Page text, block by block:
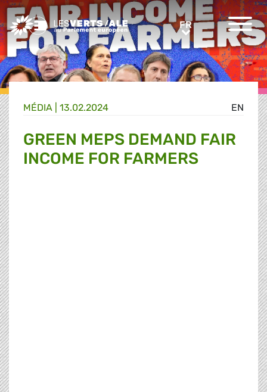
Greens/EFA Home FRFR
EN
MÉDIA 13.02.2024
GREEN MEPS DEMAND FAIR
INCOME FOR FARMERS